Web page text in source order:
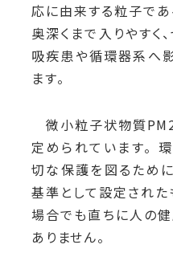
応に由来する粒子であ
奥深くまで入りやすく
吸疾患や循環器系へ
ます。
微小粒子状物質PM2
定められています。
切な保護を図るため
基準として設定された
場合でも直ちに人の
ありません。